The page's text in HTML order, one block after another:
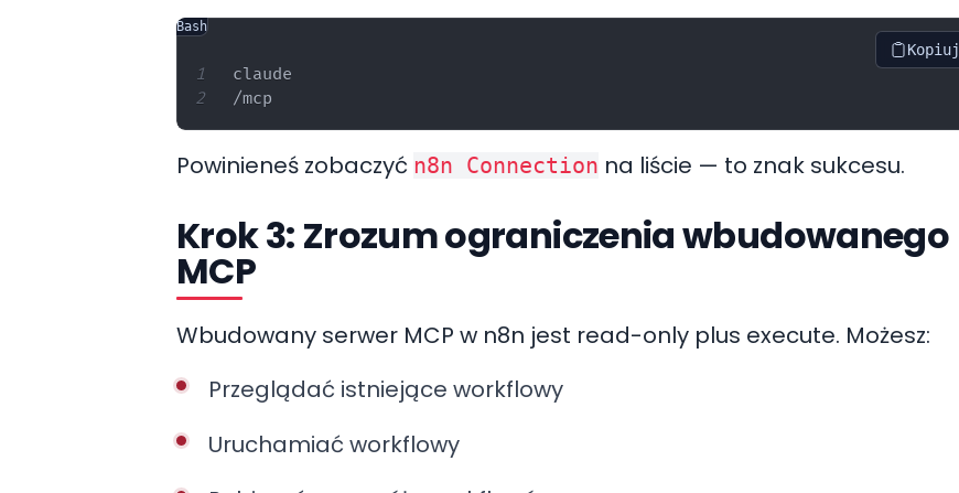
Bash
Kopiuj
claude
Powinieneś zobaczyć n8n Connection na liście — to znak sukcesu.
Krok 3: Zrozum ograniczenia wbudowanego
MCP
Wbudowany serwer MCP w n8n jest read-only plus execute. Możesz:
Przeglądać istniejące workflowy
Uruchamiać workflowy